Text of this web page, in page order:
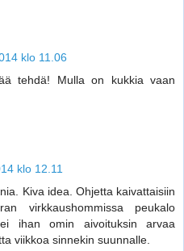
klo 11.06
tehdä! Mulla on kukkia vaan
klo 12.11
Kiva idea. Ohjetta kaivattaisiin
virkkaushommissa peukalo
ihan omin aivoituksin arvaa
viikkoa sinnekin suunnalle.